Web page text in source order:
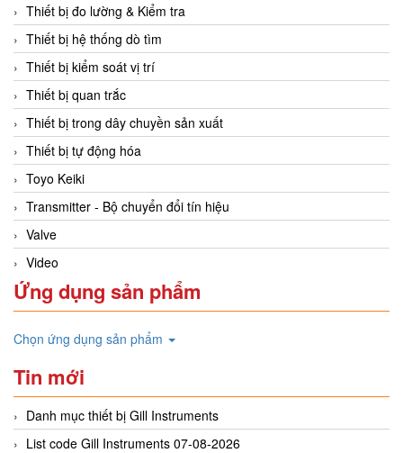
Thiết bị đo lường & Kiểm tra
Thiết bị hệ thống dò tìm
Thiết bị kiểm soát vị trí
Thiết bị quan trắc
Thiết bị trong dây chuyền sản xuất
Thiết bị tự động hóa
Toyo Keiki
Transmitter - Bộ chuyển đổi tín hiệu
Valve
Video
Ứng dụng sản phẩm
Chọn ứng dụng sản phẩm
Tin mới
Danh mục thiết bị Gill Instruments
List code Gill Instruments 07-08-2026